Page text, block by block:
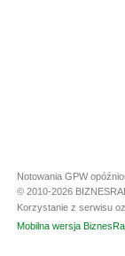
Notowania GPW
© 2010-2026
Korzystanie z serwisu
Mobilna wersja